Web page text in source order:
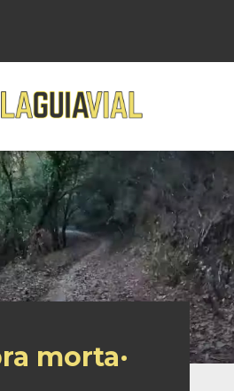
morta·